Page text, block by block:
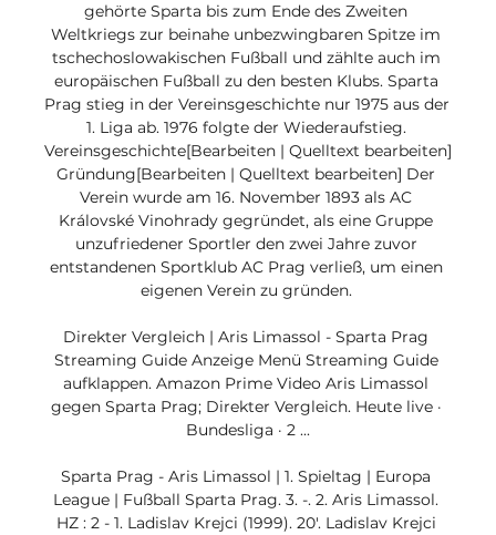
gehörte Sparta bis zum Ende des Zweiten
Weltkriegs zur beinahe unbezwingbaren Spitze im
tschechoslowakischen Fußball und zählte auch im
europäischen Fußball zu den besten Klubs. Sparta
Prag stieg in der Vereinsgeschichte nur 1975 aus der
1. Liga ab. 1976 folgte der Wiederaufstieg.
Vereinsgeschichte[Bearbeiten | Quelltext bearbeiten]
Gründung[Bearbeiten | Quelltext bearbeiten] Der
Verein wurde am 16. November 1893 als AC
Královské Vinohrady gegründet, als eine Gruppe
unzufriedener Sportler den zwei Jahre zuvor
entstandenen Sportklub AC Prag verließ, um einen
eigenen Verein zu gründen.
Direkter Vergleich | Aris Limassol - Sparta Prag
Streaming Guide Anzeige Menü Streaming Guide
aufklappen. Amazon Prime Video Aris Limassol
gegen Sparta Prag; Direkter Vergleich. Heute live ·
Bundesliga · 2 ...
Sparta Prag - Aris Limassol | 1. Spieltag | Europa
League | Fußball Sparta Prag. 3. -. 2. Aris Limassol.
HZ : 2 - 1. Ladislav Krejci (1999). 20'. Ladislav Krejci